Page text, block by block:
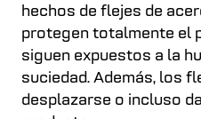
hechos de flejes de
protegen totalmente el
siguen expuestos a la
suciedad. Además, los
desplazarse o incluso